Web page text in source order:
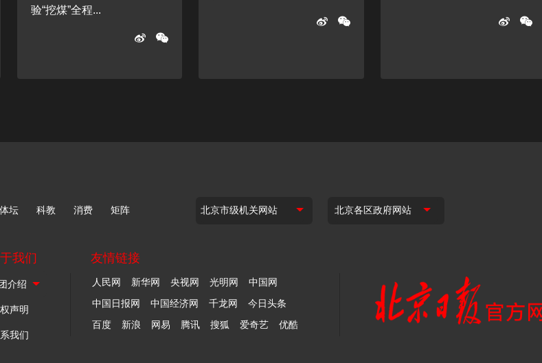
验“挖煤”全程...
体坛 科教 消费 矩阵
我们
声明
我们
友情链接
人民网 新华网 央视网 光明网
中国网
中国日报网
中国经济网 千龙网
今日头条
百度
新浪 网易 腾讯 搜狐 爱奇艺 优酷